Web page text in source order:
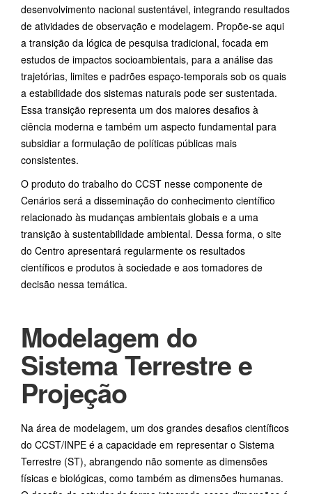
desenvolvimento nacional sustentável, integrando resultados
de atividades de observação e modelagem. Propõe-se aqui
a transição da lógica de pesquisa tradicional, focada em
estudos de impactos socioambientais, para a análise das
trajetórias, limites e padrões espaço-temporais sob os quais
a estabilidade dos sistemas naturais pode ser sustentada.
Essa transição representa um dos maiores desafios à
ciência moderna e também um aspecto fundamental para
subsidiar a formulação de políticas públicas mais
consistentes.
O produto do trabalho do CCST nesse componente de
Cenários será a disseminação do conhecimento científico
relacionado às mudanças ambientais globais e a uma
transição à sustentabilidade ambiental. Dessa forma, o site
do Centro apresentará regularmente os resultados
científicos e produtos à sociedade e aos tomadores de
decisão nessa temática.
Modelagem do
Sistema Terrestre e
Projeção
Na área de modelagem, um dos grandes desafios científicos
do CCST/INPE é a capacidade em representar o Sistema
Terrestre (ST), abrangendo não somente as dimensões
físicas e biológicas, como também as dimensões humanas.